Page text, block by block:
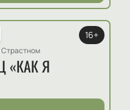
Страстном
«КАК Я
16+